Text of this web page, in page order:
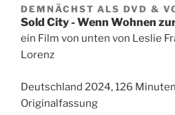
DEMNÄCHST ALS DVD &
Sold City - Wenn Wohnen
ein Film von unten von Leslie
Lorenz
Deutschland 2024, 126
Originalfassung